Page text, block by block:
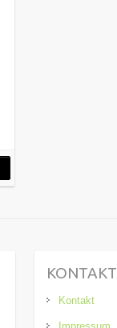
KONTAKT
Kontakt